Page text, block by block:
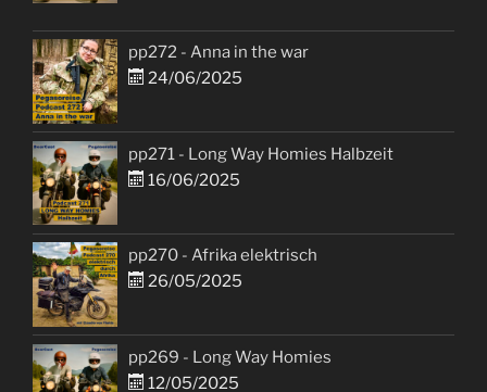
pp272 - Anna in the war
24/06/2025
pp271 - Long Way Homies Halbzeit
16/06/2025
pp270 - Afrika elektrisch
26/05/2025
pp269 - Long Way Homies
12/05/2025